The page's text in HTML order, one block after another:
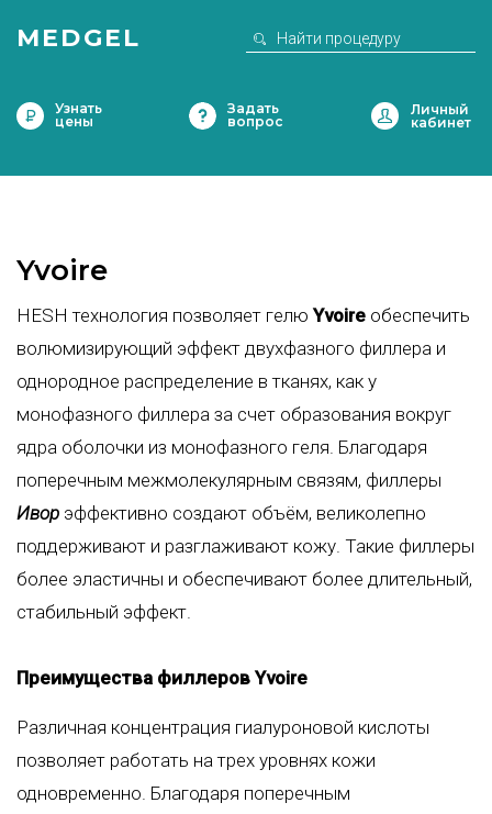
MEDGEL
Узнать
цены
Задать
вопрос
Yvoire
HESH технология позволяет гелю Yvoire обеспечить
волюмизирующий эффект двухфазного филлера и
однородное распределение в тканях, как у
монофазного филлера за счет образования вокруг
ядра оболочки из монофазного геля. Благодаря
поперечным межмолекулярным связям, филлеры
Ивор эффективно создают объём, великолепно
поддерживают и разглаживают кожу. Такие филлеры
более эластичны и обеспечивают более длительный,
стабильный эффект.
Преимущества филлеров Yvoire
Различная концентрация гиалуроновой кислоты
позволяет работать на трех уровнях кожи
одновременно. Благодаря поперечным